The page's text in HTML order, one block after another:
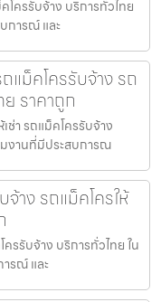
โครรับจ้าง บริการทั่วไทย
การณ์ และ
แม็คโครรับจ้าง รถ
ราคาถูก
ช่า รถแม็คโครรับจ้าง
มงานที่มีประสบการณ
จ้าง รถแม็คโครให้
ครรับจ้าง บริการทั่วไทย ใน
รณ์ และ